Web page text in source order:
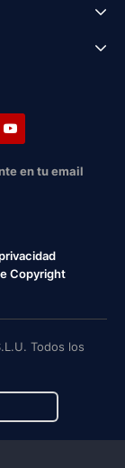
en tu email
Copyright
Todos los